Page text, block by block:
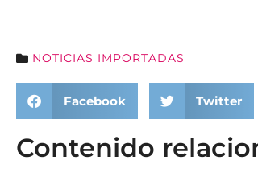
NOTICIAS IMPORTADAS
Facebook Twitter
Contenido